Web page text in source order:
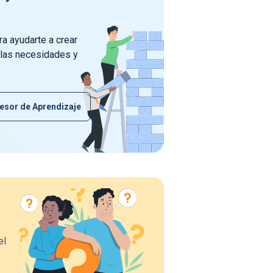
ayudarte a crear
necesidades y
de Aprendizaje